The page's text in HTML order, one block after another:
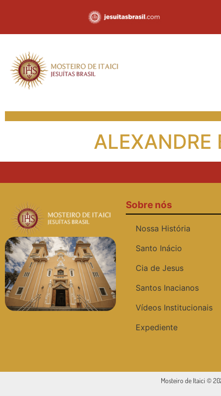
ALEXANDRE
Sobre nós
Nossa História
Santo Inácio
Cia de Jesus
Santos Inacianos
Vídeos Institucionais
Expediente
Mosteiro de Itaici ©